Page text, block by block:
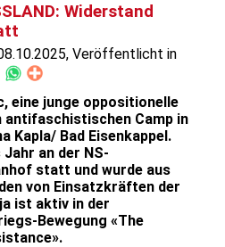
Widerstand
Veröffentlicht in
eine junge oppositionelle
antifaschistischen Camp in
Kapla/ Bad Eisenkappel.
an der NS-
statt und wurde aus
von Einsatzkräften der
ist aktiv in der
Bewegung «The